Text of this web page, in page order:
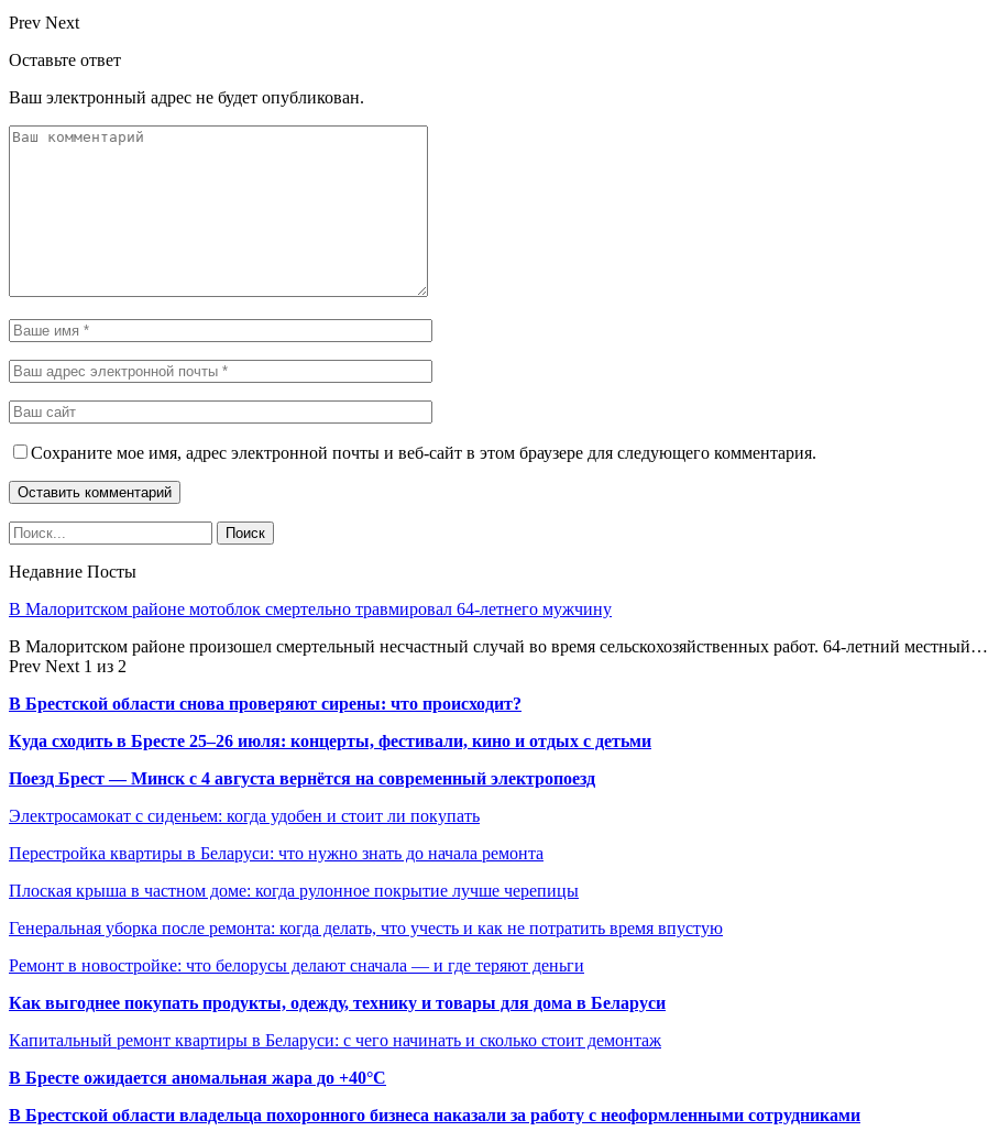
Prev Next
Оставьте ответ
Ваш электронный адрес не будет опубликован.
Сохраните мое имя, адрес электронной почты и веб-сайт в этом браузере для следующего комментария.
Недавние Посты
В Малоритском районе мотоблок смертельно травмировал 64-летнего мужчину
В Малоритском районе произошел смертельный несчастный случай во время сельскохозяйственных работ. 64-летний местный…
Prev Next 1 из 2
В Брестской области снова проверяют сирены: что происходит?
Куда сходить в Бресте 25–26 июля: концерты, фестивали, кино и отдых с детьми
Поезд Брест — Минск с 4 августа вернётся на современный электропоезд
Электросамокат с сиденьем: когда удобен и стоит ли покупать
Перестройка квартиры в Беларуси: что нужно знать до начала ремонта
Плоская крыша в частном доме: когда рулонное покрытие лучше черепицы
Генеральная уборка после ремонта: когда делать, что учесть и как не потратить время впустую
Ремонт в новостройке: что белорусы делают сначала — и где теряют деньги
Как выгоднее покупать продукты, одежду, технику и товары для дома в Беларуси
Капитальный ремонт квартиры в Беларуси: с чего начинать и сколько стоит демонтаж
В Бресте ожидается аномальная жара до +40°C
В Брестской области владельца похоронного бизнеса наказали за работу с неоформленными сотрудниками